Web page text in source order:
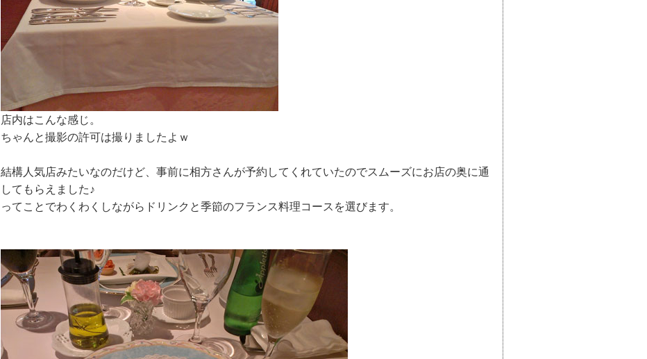
店内はこんな感じ。
ちゃんと撮影の許可は撮りましたよｗ
結構人気店みたいなのだけど、事前に相方さんが予約してくれていたのでスムーズにお店の奥に通
してもらえました♪
ってことでわくわくしながらドリンクと季節のフランス料理コースを選びます。